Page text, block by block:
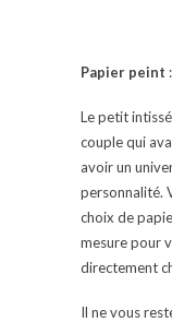
Papier peint :
Le petit
couple qui
avoir un
personnalité.
choix de
mesure pour
directement
Il ne vous